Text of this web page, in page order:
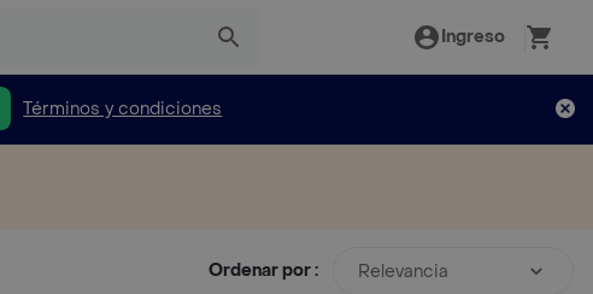
Ingreso
Términos y condiciones
Ordenar por : Relevancia